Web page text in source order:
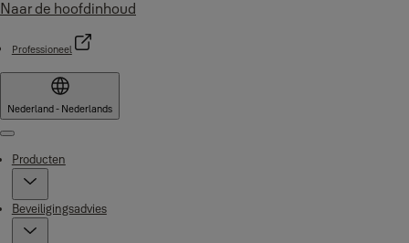
Naar de hoofdinhoud
Professioneel
Nederland - Nederlands
Menu
Producten
Beveiligingsadvies